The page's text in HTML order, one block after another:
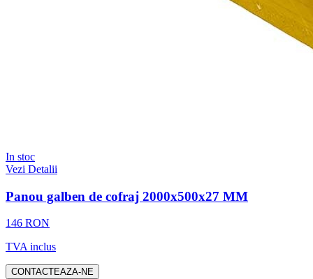
In stoc
Vezi Detalii
Panou galben de cofraj 2000x500x27 MM
146 RON
TVA inclus
CONTACTEAZA-NE